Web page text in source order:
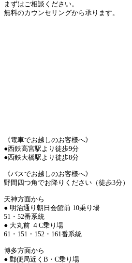
まずはご相談ください。
無料のカウンセリングから承ります。
《電車でお越しのお客様へ》
●西鉄高宮駅より徒歩9分
●西鉄大橋駅より徒歩8分
《バスでお越しのお客様へ》
野間四つ角でお降りください（徒歩3分）
天神方面から
● 明治通り朝日会館前 10乗り場
51・52番系統
● 大丸前 ４C乗り場
61・151・152・161番系統
博多方面から
● 郵便局近くB・C乗り場